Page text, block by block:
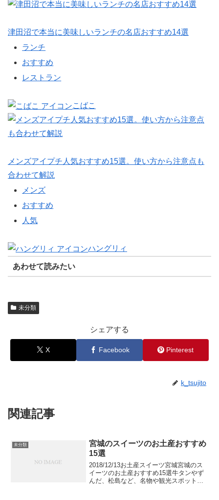
津田沼で本当に美味しいランチの名店おすすめ14選
ランチ
おすすめ
レストラン
こばこ
メンズアイプチ人気おすすめ15選。使い方から注意点も
合わせて解説
メンズ
おすすめ
人気
ハングリィ
あわせて読みたい
未分類
シェアする
X Facebook Pinterest
k_tsujito
関連記事
未分類
宮城のスイーツのお土産おすすめ
15選
2018/12/13お土産スイーツ宮城宮城のス
イーツのお土産おすすめ15選牛タンやず
んだ、松島など、名物や観光スポットの